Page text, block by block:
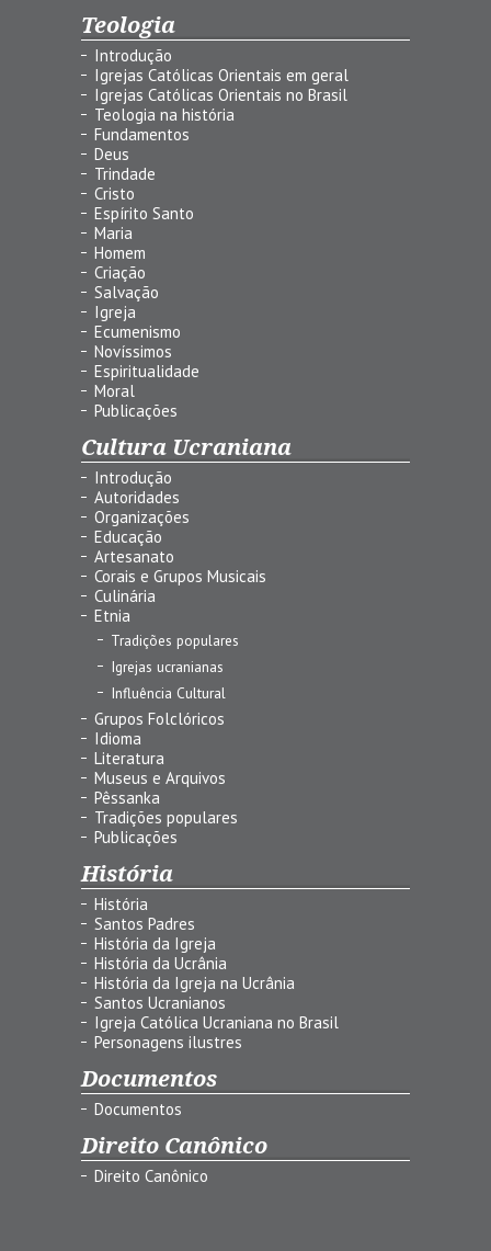
Teologia
Introdução
Igrejas Católicas Orientais em geral
Igrejas Católicas Orientais no Brasil
Teologia na história
Fundamentos
Deus
Trindade
Cristo
Espírito Santo
Maria
Homem
Criação
Salvação
Igreja
Ecumenismo
Novíssimos
Espiritualidade
Moral
Publicações
Cultura Ucraniana
Introdução
Autoridades
Organizações
Educação
Artesanato
Corais e Grupos Musicais
Culinária
Etnia
Tradições populares
Igrejas ucranianas
Influência Cultural
Grupos Folclóricos
Idioma
Literatura
Museus e Arquivos
Pêssanka
Tradições populares
Publicações
História
História
Santos Padres
História da Igreja
História da Ucrânia
História da Igreja na Ucrânia
Santos Ucranianos
Igreja Católica Ucraniana no Brasil
Personagens ilustres
Documentos
Documentos
Direito Canônico
Direito Canônico